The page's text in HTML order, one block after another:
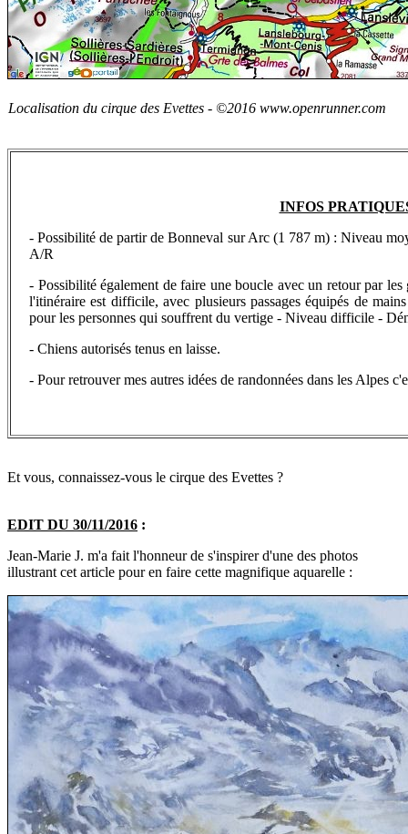
Localisation du cirque des Evettes - ©2016 www.openrunner.com
INFOS
- Possibilité de partir de Bonneval sur Arc (1 787 m) :Niveau
A/R
- Possibilité également de faire une boucle avec un retour par
l'itinéraire est difficile, avec plusieurs passages équipés de
pour les personnes qui souffrent du vertige - Niveau difficile -
- Chiens autorisés tenus en laisse.
- Pour retrouvermes autres idées de randonnées dans les Alpes
Et vous, connaissez-vous le cirque des Evettes ?
EDIT DU 30/11/2016 :
Jean-Marie J. m'a fait l'honneur de s'inspirer d'une des photos
illustrant cet article pour en faire cette magnifique aquarelle :